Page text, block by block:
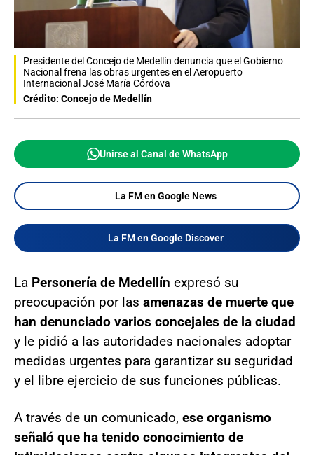
Presidente del Concejo de Medellín denuncia que el Gobierno
Nacional frena las obras urgentes en el Aeropuerto
Internacional José María Córdova
Crédito: Concejo de Medellín
Unirse al Canal de WhatsApp
La FM en Google News
La FM en Google Discover
La Personería de Medellín expresó su
preocupación por las amenazas de muerte que
han denunciado varios concejales de la ciudad
y le pidió a las autoridades nacionales adoptar
medidas urgentes para garantizar su seguridad
y el libre ejercicio de sus funciones públicas.
A través de un comunicado, ese organismo
señaló que ha tenido conocimiento de